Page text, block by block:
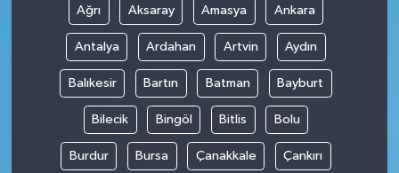
Ağrı Aksaray Amasya Ankara
Antalya Ardahan Artvin Aydın
Balıkesir Bartın Batman Bayburt
Bilecik Bingöl Bitlis Bolu
Burdur Bursa Çanakkale Çankırı